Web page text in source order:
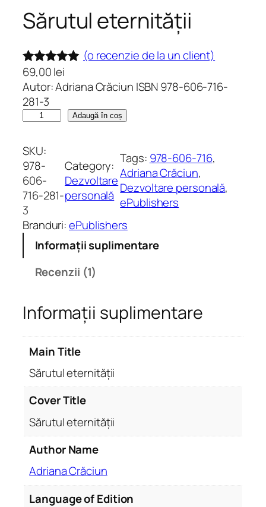
Sărutul eternității
Evaluat la
5.00din 5
pe baza
unei
evaluări
(o recenzie de la un client)
69,00lei
Autor: Adriana Crăciun ISBN 978-606-716-
281-3
n
t
i
t
a
t
e
t
u
l
e
i
Adaugă în coș
SKU:
978-
606-
716-281-
3
Category:
Dezvoltare
personală
Tags: 978-606-716
Adriana Crăciun
Dezvoltare personală
ePublishers
Branduri:ePublishers
Informații suplimentare
Recenzii (1)
Informații suplimentare
Main Title
Sărutul eternității
Cover Title
Sărutul eternității
Author Name
Adriana Crăciun
Language of Edition